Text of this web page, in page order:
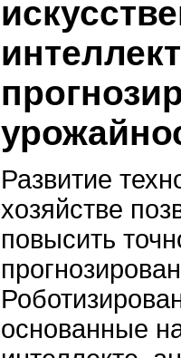
Развитие
хозяйстве
повысить
основанные